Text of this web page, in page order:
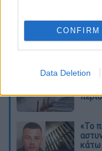
CONFIRM
Data Deletion
«Το
κάτω